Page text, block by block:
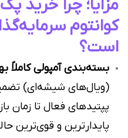
کوانتوم
است؟
بسته‌بندی آمپولی کاملاً
(ویال‌های شیشه‌ای)
پپتیدهای فعال تا زمان
پایدارترین و قوی‌ترین